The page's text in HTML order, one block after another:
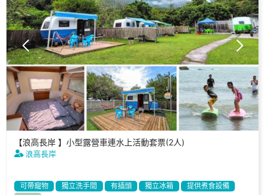
【浪高長岸 】小型露營車連水上活動套票(2人)
浪高長岸
可帶寵物 獨立洗手間 有插頭 獨立冰箱
提供煮食設備